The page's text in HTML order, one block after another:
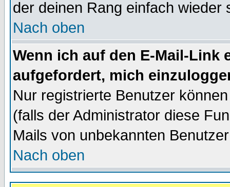
der deinen Rang einfach wieder
Nach oben
Wenn ich auf den E-Mail-Link
aufgefordert, mich
Nur registrierte Benutzer
(falls der Administrator diese
Mails von unbekannten
Nach oben